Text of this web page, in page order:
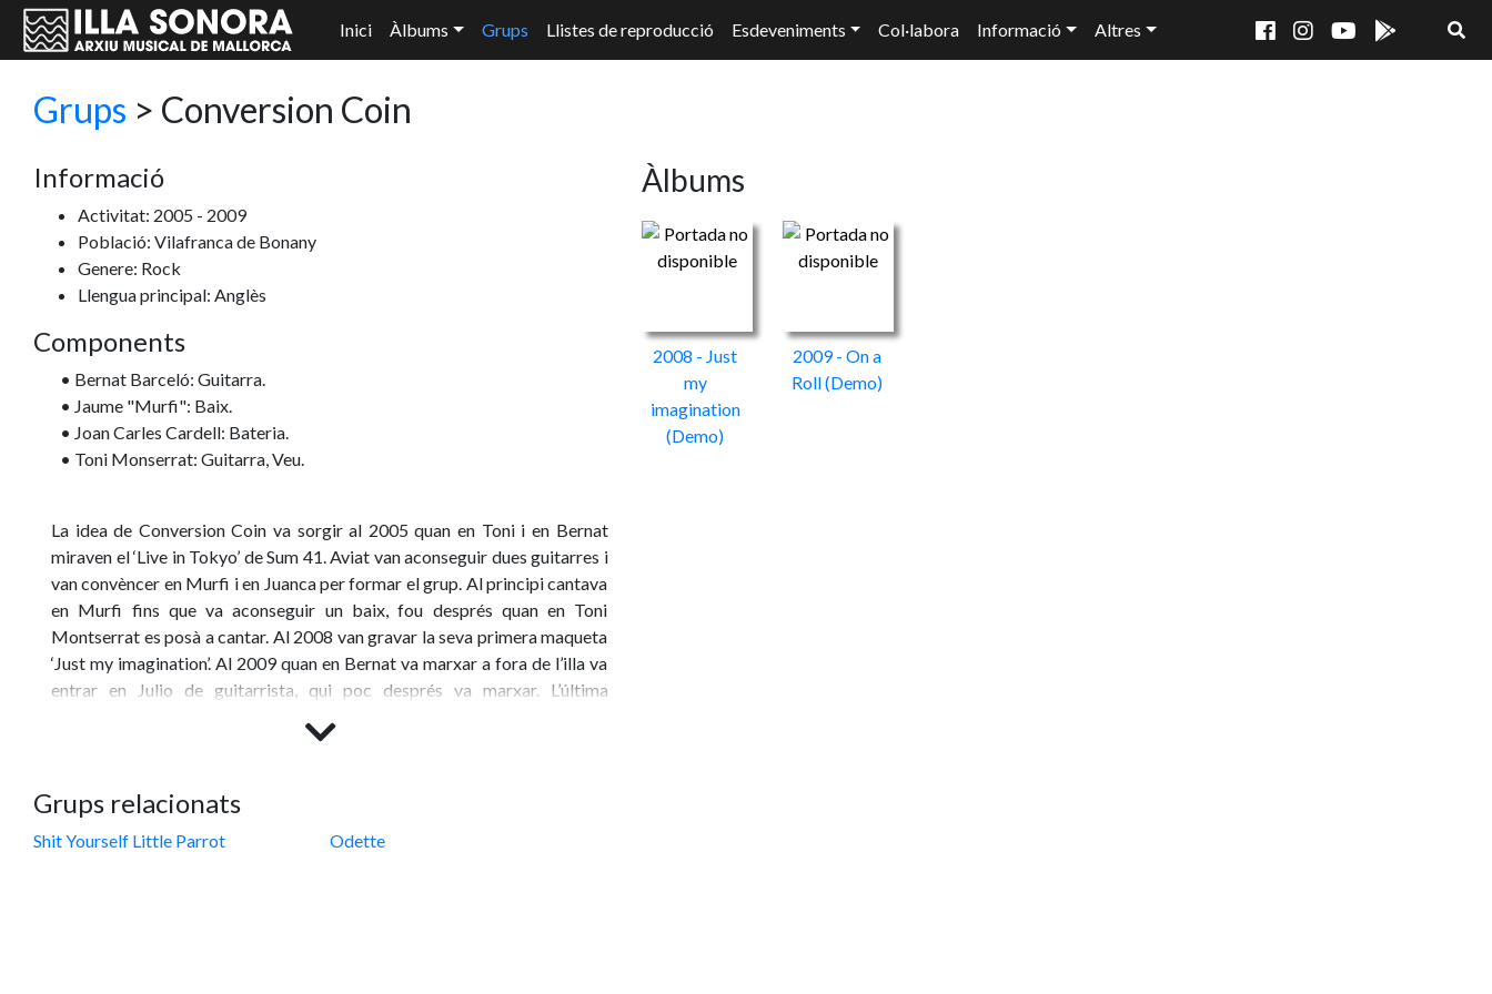
Inici Àlbums Grups Llistes de reproducció Esdeveniments Col·labora Informació Altres
Grups > Conversion Coin
Informació
Activitat: 2005 - 2009
Població: Vilafranca de Bonany
Genere: Rock
Llengua principal: Anglès
Components
• Bernat Barceló: Guitarra.
• Jaume "Murfi": Baix.
• Joan Carles Cardell: Bateria.
• Toni Monserrat: Guitarra, Veu.
La idea de Conversion Coin va sorgir al 2005 quan en Toni i en Bernat
miraven el ‘Live in Tokyo’ de Sum 41. Aviat van aconseguir dues guitarres i
van convèncer en Murfi i en Juanca per formar el grup. Al principi cantava
en Murfi fins que va aconseguir un baix, fou després quan en Toni
Montserrat es posà a cantar. Al 2008 van gravar la seva primera maqueta
‘Just my imagination’. Al 2009 quan en Bernat va marxar a fora de l’illa va
entrar en Julio de guitarrista, qui poc després va marxar. L’última
maqueta ‘On a Roll’ al 2009, que no pogueren editar en físic per falta de
Grups relacionats
Shit Yourself Little Parrot Odette
Àlbums
2008 - Just
my
imagination
(Demo)
2009 - On a
Roll(Demo)